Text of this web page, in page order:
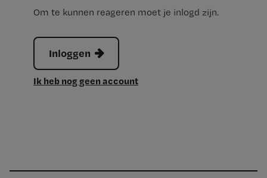
Om te kunnen reageren moet je inlogd zijn.
Inloggen
Ik heb nog geen account